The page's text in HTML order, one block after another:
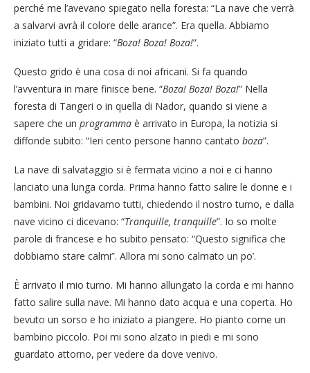
perché me l’avevano spiegato nella foresta: “La nave che verrà
a salvarvi avrà il colore delle arance”. Era quella. Abbiamo
iniziato tutti a gridare: “Boza! Boza! Boza!”.
Questo grido è una cosa di noi africani. Si fa quando
l’avventura in mare finisce bene. “Boza! Boza! Boza!” Nella
foresta di Tangeri o in quella di Nador, quando si viene a
sapere che un programma è arrivato in Europa, la notizia si
diffonde subito: “Ieri cento persone hanno cantato boza”.
La nave di salvataggio si è fermata vicino a noi e ci hanno
lanciato una lunga corda. Prima hanno fatto salire le donne e i
bambini. Noi gridavamo tutti, chiedendo il nostro turno, e dalla
nave vicino ci dicevano: “Tranquille, tranquille”. Io so molte
parole di francese e ho subito pensato: “Questo significa che
dobbiamo stare calmi”. Allora mi sono calmato un po’.
È arrivato il mio turno. Mi hanno allungato la corda e mi hanno
fatto salire sulla nave. Mi hanno dato acqua e una coperta. Ho
bevuto un sorso e ho iniziato a piangere. Ho pianto come un
bambino piccolo. Poi mi sono alzato in piedi e mi sono
guardato attorno, per vedere da dove venivo.